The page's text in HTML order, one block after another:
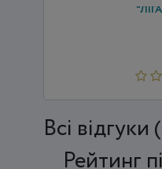
Всi відгуки
Рейтинг